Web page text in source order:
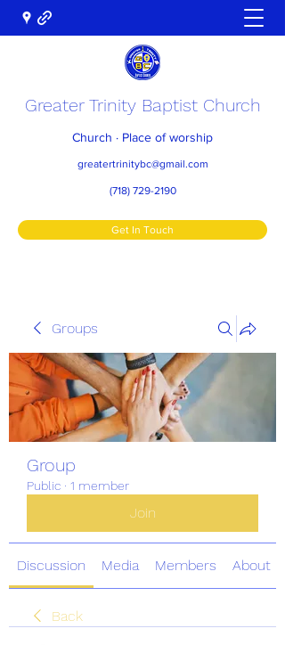
Greater Trinity Baptist Church
Church · Place of worship
greatertrinitybc@gmail.com
(718) 729-2190
Get In Touch
Groups
Group
Public · 1 member
Join
Discussion Media Members About
Back